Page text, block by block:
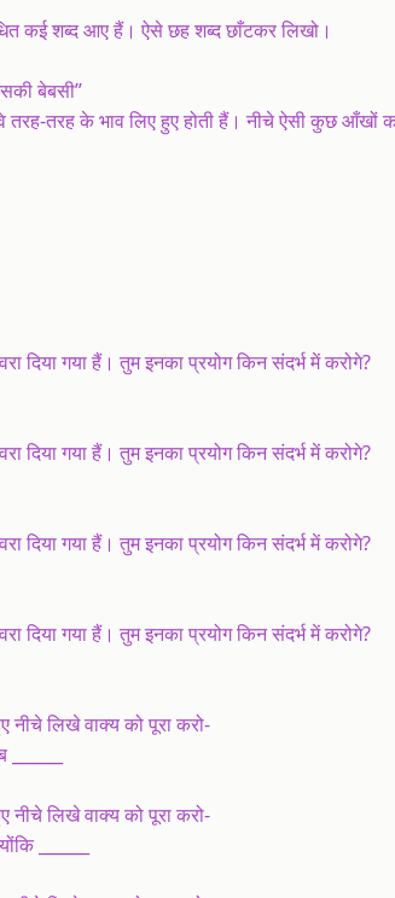
कई शब्द आए हैं। ऐसे छह शब्द छाँटकर लिखो।
बेबसी”
तरह के भाव लिए हुए होती हैं। नीचे ऐसी कुछ आँखों
दिया गया हैं। तुम इनका प्रयोग किन संदर्भ में करोगे?
दिया गया हैं। तुम इनका प्रयोग किन संदर्भ में करोगे?
दिया गया हैं। तुम इनका प्रयोग किन संदर्भ में करोगे?
दिया गया हैं। तुम इनका प्रयोग किन संदर्भ में करोगे?
नीचे लिखे वाक्य को पूरा करो-
नीचे लिखे वाक्य को पूरा करो-
______